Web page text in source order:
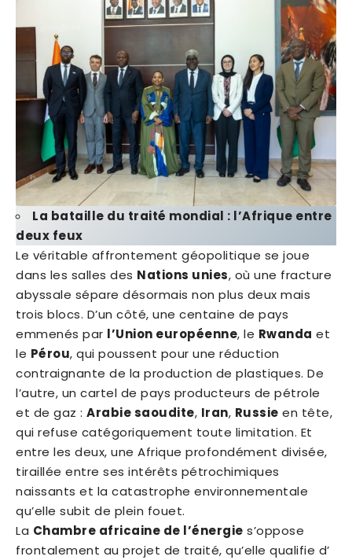
La bataille du traité mondial : l’Afrique entre
deux feux
Le véritable affrontement géopolitique se joue
dans les salles des Nations unies, où une fracture
abyssale sépare désormais non plus deux mais
trois blocs. D’un côté, une centaine de pays
emmenés par l’Union européenne, le Rwanda et
le Pérou, qui poussent pour une réduction
contraignante de la production de plastiques. De
l’autre, un cartel de pays producteurs de pétrole
et de gaz : Arabie saoudite, Iran, Russie en tête,
qui refuse catégoriquement toute limitation. Et
entre les deux, une Afrique profondément divisée,
tiraillée entre ses intérêts pétrochimiques
naissants et la catastrophe environnementale
qu’elle subit de plein fouet.
La Chambre africaine de l’énergie s’oppose
frontalement au projet de traité, qu’elle qualifie d’